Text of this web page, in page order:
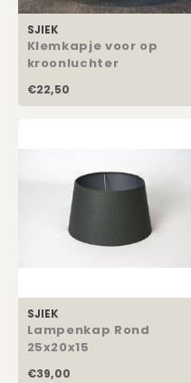
Eetkamerstoelen
Barkrukken
Banken
TV Kasten
Kasten op Maat
Rechthoekige Lampenkappen
Schuine Lampenkappen
SALE Lampenkappen
Kussens Roze
Kussens Goud
Kussens Grijs
Kussens Blauw
Kussens Groen
Kussens SALE
Kaarsen
Dienbladen / Schalen
Kunstbloemen
Plaids
Wand Schilderijen
Asleigh & Burwood
Onderhoudsmiddelen
SJIEK
Klemkapje voor op
kroonluchter
€22,50
SJIEK
Lampenkap Rond
25x20x15
€39,00